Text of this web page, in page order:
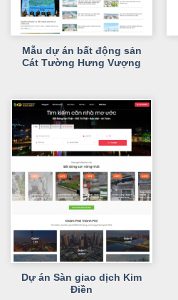
Mẫu dự án bất động sản
Cát Tường Hưng Vượng
Dự án Sàn giao dịch Kim
Điền